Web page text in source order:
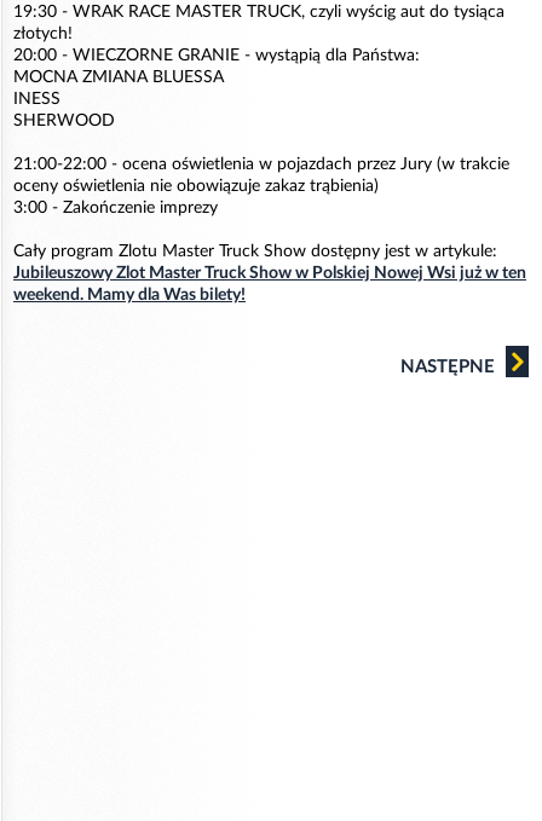
19:30 - WRAK RACE MASTER TRUCK, czyli wyścig aut do tysiąca
złotych!
20:00 - WIECZORNE GRANIE - wystąpią dla Państwa:
MOCNA ZMIANA BLUESSA
INESS
SHERWOOD
21:00-22:00 - ocena oświetlenia w pojazdach przez Jury (w trakcie
oceny oświetlenia nie obowiązuje zakaz trąbienia)
3:00 - Zakończenie imprezy
Cały program Zlotu Master Truck Show dostępny jest w artykule:
Jubileuszowy Zlot Master Truck Show w Polskiej Nowej Wsi już w ten
weekend. Mamy dla Was bilety!
NASTĘPNE